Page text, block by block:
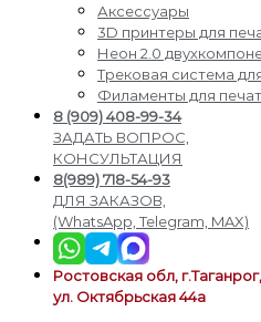
питания,
светодиодные
контроллеры
rgb,
прожекторы
подсветки
Аксессуары
3D принтеры для
Неон 2.0
Трековая система
Филаменты для
8 (909) 408-99-34
ЗАДАТЬ ВОПРОС,
КОНСУЛЬТАЦИЯ
8(989) 718-54-93
ДЛЯ ЗАКАЗОВ,
(WhatsApp, Telegram, MAX)
Ростовская обл, г.Таганрог,
ул. Октябрьская 44а